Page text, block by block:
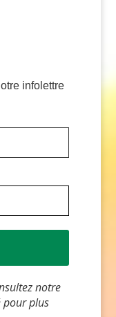
infolettre
notre
pour plus